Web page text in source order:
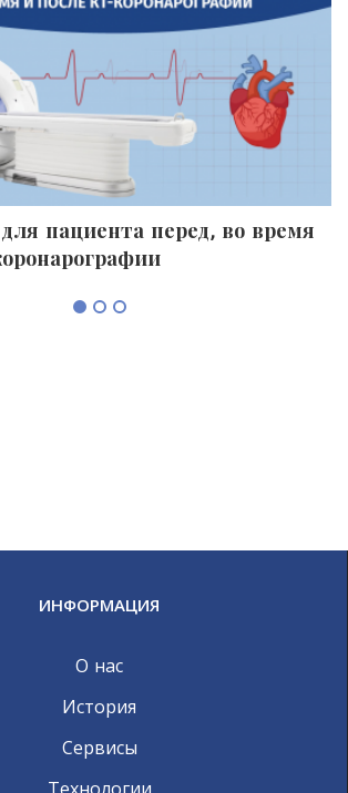
пациента перед, во время
ИНФОРМАЦИЯ
О нас
История
Сервисы